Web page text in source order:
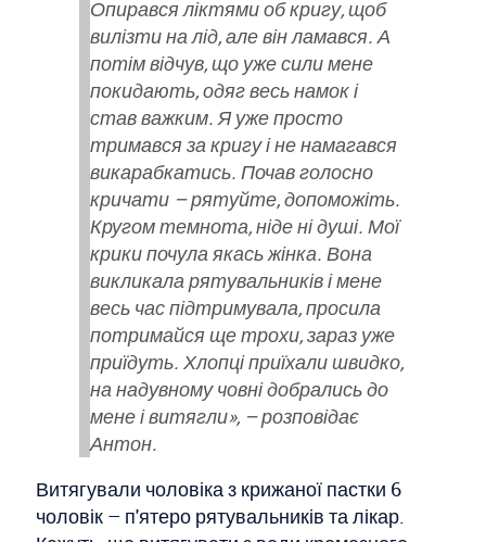
Опирався ліктями об кригу, щоб
вилізти на лід, але він ламався. А
потім відчув, що уже сили мене
покидають, одяг весь намок і
став важким. Я уже просто
тримався за кригу і не намагався
викарабкатись. Почав голосно
кричати – рятуйте, допоможіть.
Кругом темнота, ніде ні душі. Мої
крики почула якась жінка. Вона
викликала рятувальників і мене
весь час підтримувала, просила
потримайся ще трохи, зараз уже
приїдуть. Хлопці приїхали швидко,
на надувному човні добрались до
мене і витягли», – розповідає
Антон.
Витягували чоловіка з крижаної пастки 6
чоловік – п'ятеро рятувальників та лікар.